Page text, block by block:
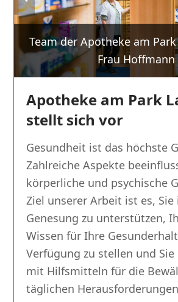
Team der Apotheke am
Frau Hoffmann
slide
Apotheke am Park
stellt sich vor
Gesundheit ist das höchste
Zahlreiche Aspekte
körperliche und psychische
Ziel unserer Arbeit ist es,
Genesung zu unterstützen,
Wissen für Ihre
Verfügung zu stellen und
mit Hilfsmitteln für die
täglichen Herausforderungen